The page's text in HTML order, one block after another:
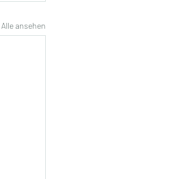
Alle ansehen